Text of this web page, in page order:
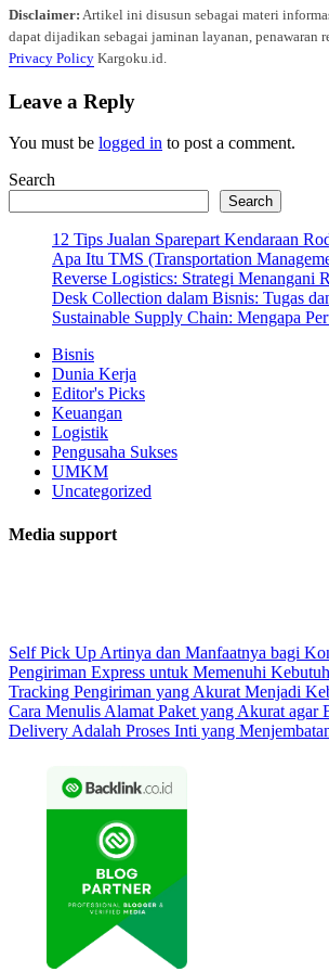
Disclaimer: Artikel ini disusun sebagai materi
dapat dijadikan sebagai jaminan layanan,
Privacy Policy Kargoku.id.
Leave a Reply
You must be logged in to post a comment.
Search
Search
12 Tips Jualan Sparepart Kendaraan
Apa Itu TMS (Transportation
Reverse Logistics: Strategi Menangani
Desk Collection dalam Bisnis: Tugas
Sustainable Supply Chain: Mengapa
Bisnis
Dunia Kerja
Editor's Picks
Keuangan
Logistik
Pengusaha Sukses
UMKM
Uncategorized
Media support
Self Pick Up Artinya dan Manfaatnya bagi
Pengiriman Express untuk Memenuhi
Tracking Pengiriman yang Akurat Menjadi
Cara Menulis Alamat Paket yang Akurat agar
Delivery Adalah Proses Inti yang